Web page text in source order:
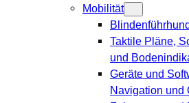
Mobilität
Taktile Pläne,
und
Geräte und
Navigation und